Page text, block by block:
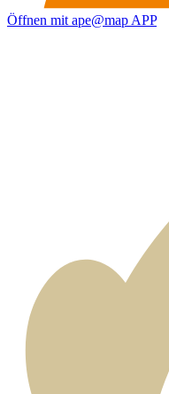
Öffnen mit ape@map APP